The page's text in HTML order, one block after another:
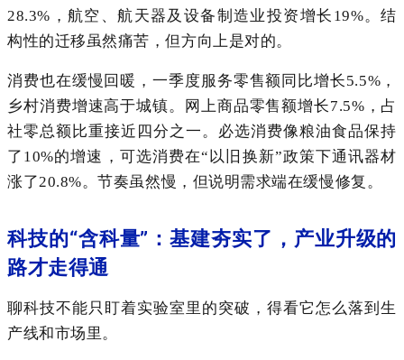
28.3%，航空、航天器及设备制造业投资增长19%。结
构性的迁移虽然痛苦，但方向上是对的。
消费也在缓慢回暖，一季度服务零售额同比增长5.5%，
乡村消费增速高于城镇。网上商品零售额增长7.5%，占
社零总额比重接近四分之一。必选消费像粮油食品保持
了10%的增速，可选消费在“以旧换新”政策下通讯器材
涨了20.8%。节奏虽然慢，但说明需求端在缓慢修复。
科技的“含科量”：基建夯实了，产业升级的
路才走得通
聊科技不能只盯着实验室里的突破，得看它怎么落到生
产线和市场里。